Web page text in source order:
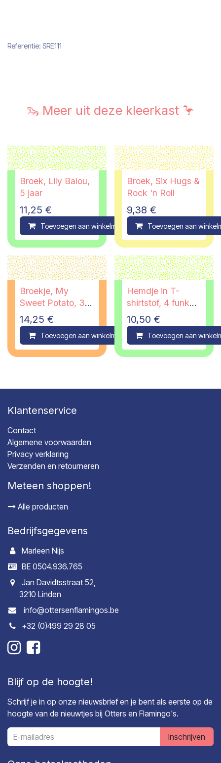
Referentie: SRE111
🦦 Meer uit deze kleerkast 🦩
Broek, Lily Balou,
5 jaar
11,25 €
Toevoegen aan winkelmandje Compare
Broek, Six Hugs &
Rock 'n Roll
9,38 €
Toevoegen aan
Broekje, My
Sweet Potato, 3/6
maanden
14,25 €
Toevoegen aan winkelmandje Compare
Hemdje in T-
shirtstof, 4 funky
flavours, 1/2 jaar
10,50 €
Toevoegen aan
Klantenservice
Contact
Algemene voorwaarden
Privacy verklaring
Verzenden en retourneren
Meteen shoppen!
Alle producten
Bedrijfsgegevens
Marleen Nijs
BE 0504.936.765
Jan Davidtsstraat 52,
3210 Linden
info@ottersenflamingos.be
+32 (0)499 29 28 05
Blijf op de hoogte!
Schrijf je in op onze nieuwsbrief en je bent als eerste op de
hoogte van de nieuwtjes bij Otters en Flamingo's.
Inschrijven